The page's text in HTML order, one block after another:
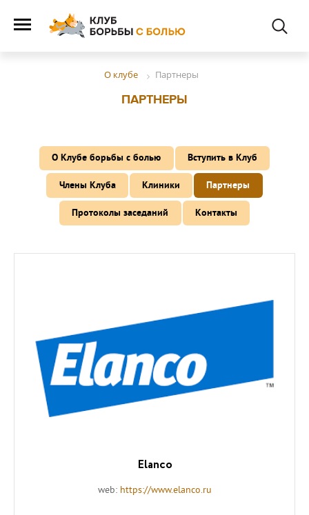
О клубе Партнеры
ПАРТНЕРЫ
О Клубе борьбы с болью Вступить в Клуб
Члены Клуба Клиники Партнеры
Протоколы заседаний Контакты
Elanco
web: https://www.elanco.ru